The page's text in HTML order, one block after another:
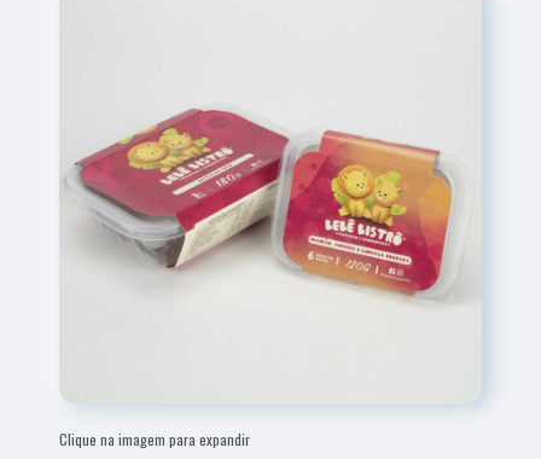
Clique na imagem para expandir